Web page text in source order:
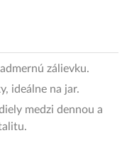
zálievku.
ideálne na jar.
medzi dennou a